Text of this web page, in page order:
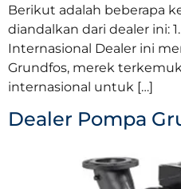
Berikut adalah beberapa
diandalkan dari dealer ini:
Internasional Dealer ini
Grundfos, merek
internasional untuk […]
Dealer Pompa